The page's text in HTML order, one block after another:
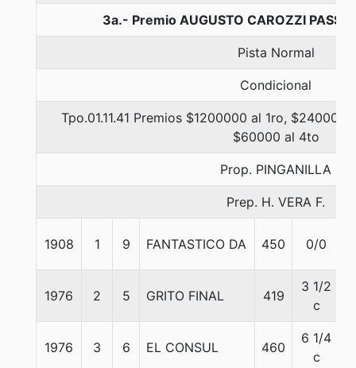
3a.- Premio AUGUSTO CAROZZI
Pista Normal
Condicional
Tpo.01.11.41 Premios $1200000 al 1ro,
$60000 al 4to
Prop. PINGANILLA
Prep. H. VERA F.
1908 1 9 FANTASTICO DA 450 0/0
1976 2 5 GRITO FINAL 419
3 1/2
c
1976 3 6 EL CONSUL 460
6 1/4
c